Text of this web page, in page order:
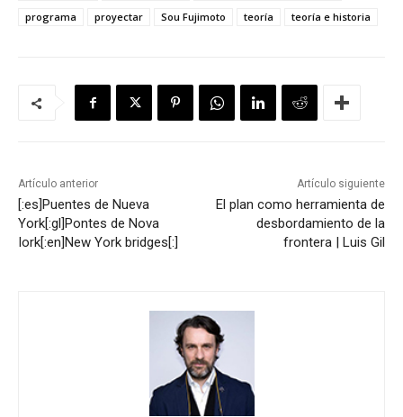
programa proyectar Sou Fujimoto teoría teoría e historia
Artículo anterior
[:es]Puentes de Nueva
York[:gl]Pontes de Nova
Iork[:en]New York bridges[:]
Artículo siguiente
El plan como herramienta de
desbordamiento de la
frontera | Luis Gil